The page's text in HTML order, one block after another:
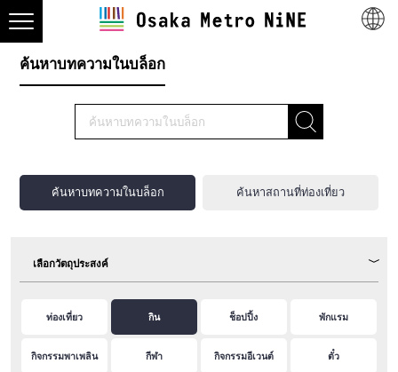
ค้นหาบทความในบล็อก
ค้นหาบทความในบล็อก ค้นหาสถานที่ท่องเที่ยว
เลือกวัตถุประสงค์
ท่องเที่ยว กิน ช็อปปิ้ง พักแรม
กิจกรรมพาเพลิน กีฬา กิจกรรมอีเวนต์ ตั๋ว